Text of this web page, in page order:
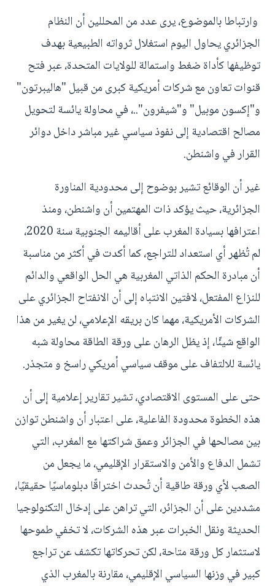
وارتباطا بالموضوع، يرى عدد من المحللين أن النظام
الجزائري يحاول اليوم استغلال ثرواته الطبيعية بهدف
توظيفها كأداة ضغط واستمالة للولايات المتحدة، عبر فتح
قنوات تعاون مع شركات أمريكية كبرى من قبيل "هاليبرتون"
و"إكسون موبيل" و"شيفرون"..، في محاولة يائسة لتحويل
مصالح اقتصادية إلى نفوذ سياسي غير مباشر داخل دوائر
القرار في واشنطن.
غير أن الوقائع تشير بوضوح إلى محدودية المناورة
الجزائرية، حيث يؤكد ذات المهتمين أن واشنطن، ومنذ
اعترافها بسيادة المغرب على أقاليمه الجنوبية سنة 2020،
لم تُظهر أي استعداد للتراجع، كما أكدت في أكثر من مناسبة
أن مبادرة الحكم الذاتي المغربية هي الحل الواقعي والدائم
للنزاع المفتعل، لافتين الانتباه إلى أن الانفتاح الجزائري على
الشركات الأمريكية، مهما كان بريقه الإعلامي، لن يغير من هذا
الواقع شيئًا، إذ يظل الرهان على ورقة الطاقة محاولة شبه
يائسة للالتفاف على موقف سياسي أمريكي راسخ و متجذر.
حتى على المستوى الاقتصادي، تشير تقارير إعلامية إلى أن
هذه الخطوة محدودة الفاعلية، على اعتبار أن واشنطن توازن
بين مصالحها في الجزائر وعمق شراكتها مع المغرب، التي
تشمل الدفاع والأمن والاستقرار الإقليمي، ما يجعل من
الصعب لأي ورقة طاقية أن تُحدث اختراقًا دبلوماسيًا حقيقيًا،
مشددين على أن الجزائر، التي تراهن على إدخال التكنولوجيا
الحديثة ونقل الخبرات عبر هذه الشركات، لا تخفي طموحها
لاستثمار كل ورقة متاحة، لكن تحركاتها تكشف عن تراجع
كبير في وزنها السياسي الإقليمي، مقارنة بالمغرب الذي